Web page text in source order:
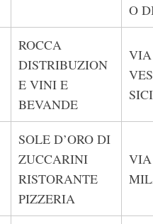
O
ROCCA
DISTRIBUZION
E VINI E
BEVANDE
VIA
SOLE D’ORO DI
ZUCCARINI
RISTORANTE
PIZZERIA
VIA